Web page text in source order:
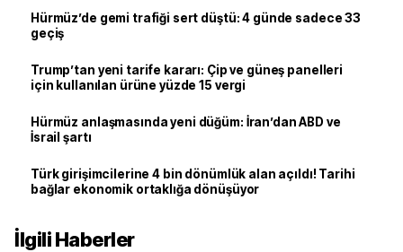
Hürmüz’de gemi trafiği sert düştü: 4 günde sadece 33
geçiş
Trump’tan yeni tarife kararı: Çip ve güneş panelleri
için kullanılan ürüne yüzde 15 vergi
Hürmüz anlaşmasında yeni düğüm: İran’dan ABD ve
İsrail şartı
Türk girişimcilerine 4 bin dönümlük alan açıldı! Tarihi
bağlar ekonomik ortaklığa dönüşüyor
İlgili Haberler